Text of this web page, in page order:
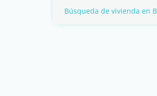
Búsqueda de vivienda en